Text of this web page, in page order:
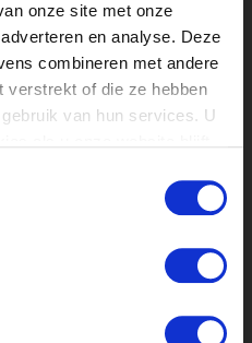
onze site met onze
en analyse. Deze
combineren met andere
verstrekt of die ze hebben
van hun services. U